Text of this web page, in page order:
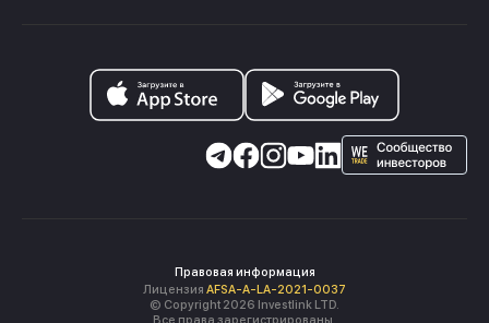
Правовая информация
Лицензия AFSA-A-LA-2021-0037
© Copyright 2026 Investlink LTD.